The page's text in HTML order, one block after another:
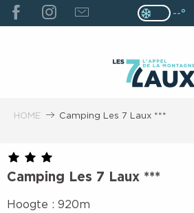
ALLER
AU
Page
--°
HOME Camping Les 7 Laux ***
Camping Les 7 Laux ***
Hoogte : 920m